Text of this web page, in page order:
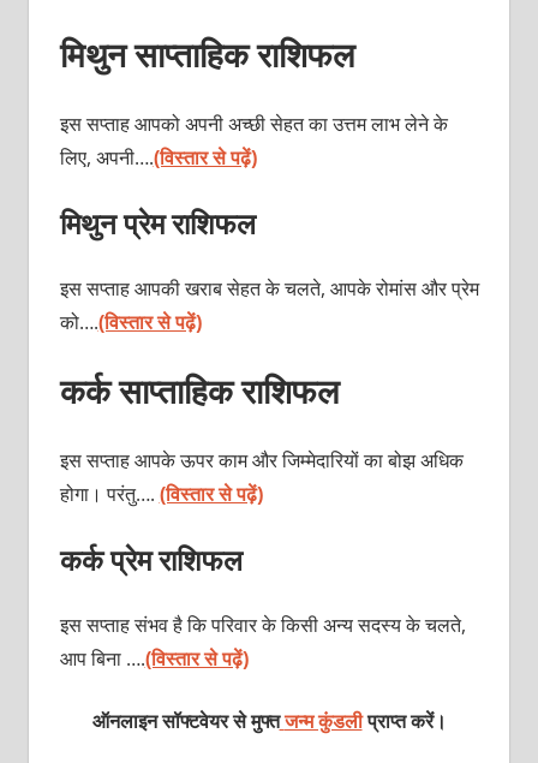
मिथुन साप्ताहिक राशिफल
इस सप्ताह आपको अपनी अच्छी सेहत का उत्तम लाभ लेने के
लिए, अपनी….(विस्तार से पढ़ें)
मिथुन प्रेम राशिफल
इस सप्ताह आपकी खराब सेहत के चलते, आपके रोमांस और प्रेम
को….(विस्तार से पढ़ें)
कर्क साप्ताहिक राशिफल
इस सप्ताह आपके ऊपर काम और जिम्मेदारियों का बोझ अधिक
होगा। परंतु…. (विस्तार से पढ़ें)
कर्क प्रेम राशिफल
इस सप्ताह संभव है कि परिवार के किसी अन्य सदस्य के चलते,
आप बिना ….(विस्तार से पढ़ें)
ऑनलाइन सॉफ्टवेयर से मुफ्तजन्म कुंडलीप्राप्त करें।